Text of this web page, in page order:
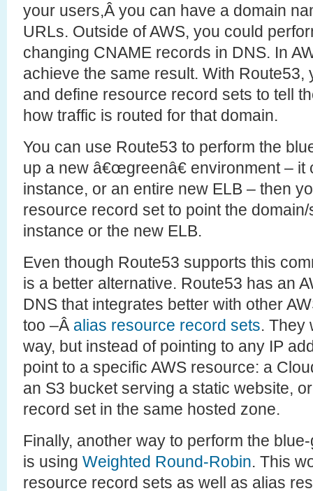
your users,Â you can have a domain
URLs. Outside of AWS, you could
changing CNAME records in DNS. In
achieve the same result. With
and define resource record sets to tell
how traffic is routed for that domain.
You can use Route53 to perform the
up a new â€œgreenâ€ environment –
instance, or an entire new ELB – then
resource record set to point the
instance or the new ELB.
Even though Route53 supports this
is a better alternative. Route53 has an
DNS that integrates better with other
too –Â alias resource record sets. They
way, but instead of pointing to any IP
point to a specific AWS resource: a
an S3 bucket serving a static website,
record set in the same hosted zone.
Finally, another way to perform the
is using Weighted Round-Robin. This
resource record sets as well as alias